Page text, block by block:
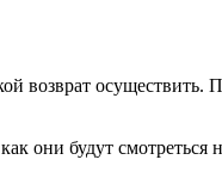
возврат осуществить.
они будут смотреться